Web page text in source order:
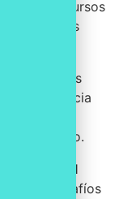
y recursos
más
en la que los
la importancia
lograrlo.
y el
desafíos